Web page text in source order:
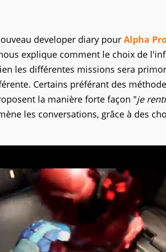
developer diary pour Alpha
explique comment le choix de
les différentes missions sera
Certains préférant des
la manière forte façon "je
les conversations, grâce à des